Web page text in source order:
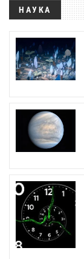
НАУКА